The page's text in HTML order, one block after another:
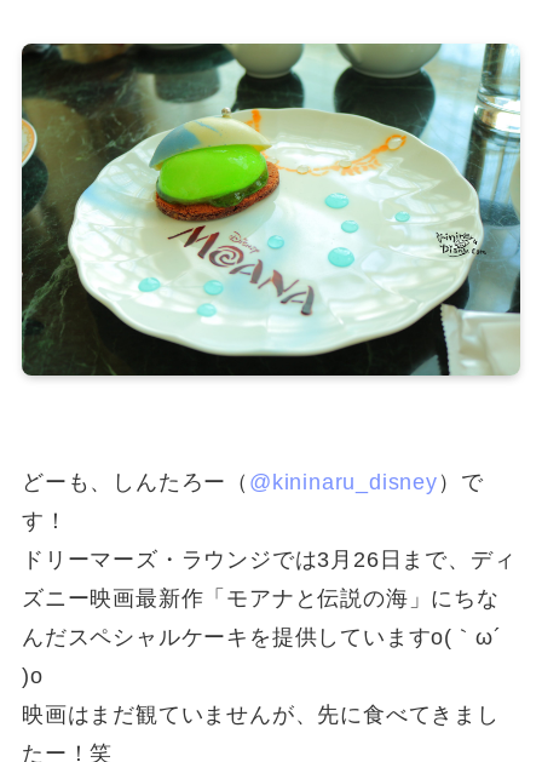
どーも、しんたろー（ @kininaru_disney ）で
す！
ドリーマーズ・ラウンジでは3月26日まで、ディ
ズニー映画最新作「モアナと伝説の海」にちな
んだスペシャルケーキを提供していますo(｀ω´
)o
映画はまだ観ていませんが、先に食べてきまし
たー！笑